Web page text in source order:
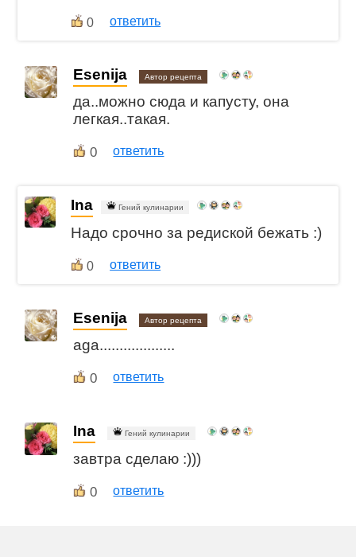
0 ответить
Esenija Автор рецепта
да..можно сюда и капусту, она
легкая..такая.
0 ответить
Ina Гений кулинарии
Надо срочно за редиской бежать :)
0 ответить
Esenija Автор рецепта
aga...................
0 ответить
Ina Гений кулинарии
завтра сделаю :)))
0 ответить